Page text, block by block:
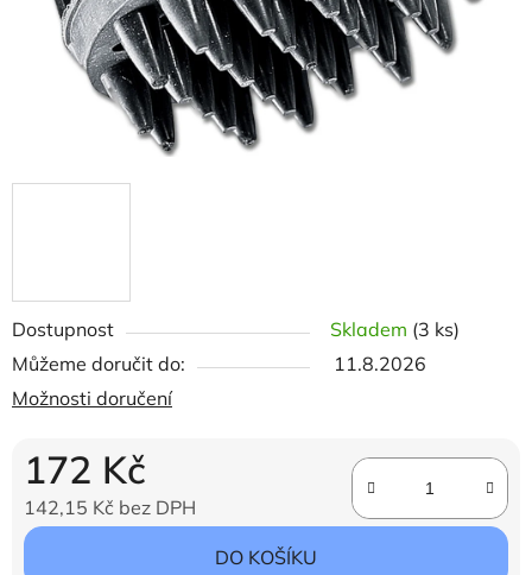
Dostupnost Skladem (3 ks)
Můžeme doručit do:
11.8.2026
Možnosti doručení
172 Kč
142,15 Kč bez DPH
Měrná cena:
DO KOŠÍKU